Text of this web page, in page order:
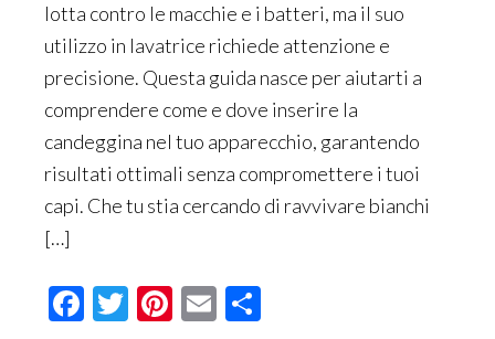
lotta contro le macchie e i batteri, ma il suo
utilizzo in lavatrice richiede attenzione e
precisione. Questa guida nasce per aiutarti a
comprendere come e dove inserire la
candeggina nel tuo apparecchio, garantendo
risultati ottimali senza compromettere i tuoi
capi. Che tu stia cercando di ravvivare bianchi
[…]
Facebook
Twitter
Pinterest
Email